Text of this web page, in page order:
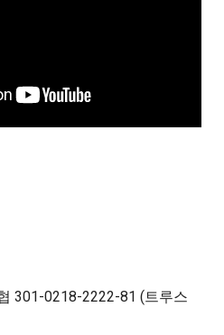
301-0218-2222-81 (트루스